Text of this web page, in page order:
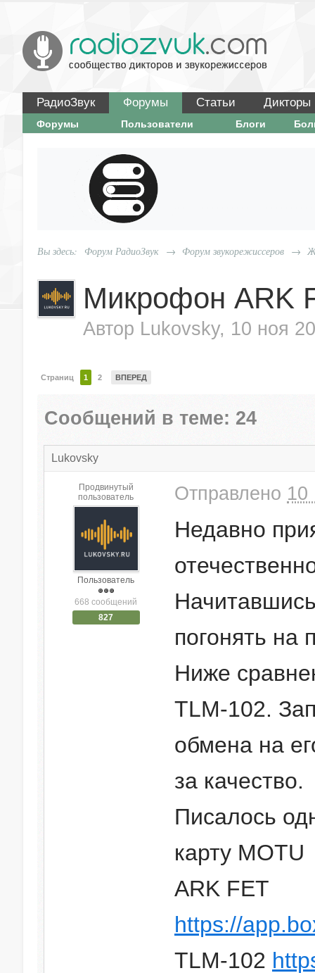
РадиоЗвук Форумы Статьи Дикторы
Форумы Пользователи Блоги
Вы здесь: Форум РадиоЗвук → Форум звукорежиссеров →
Микрофон ARK
Автор Lukovsky, 10 ноя
Страниц 1 2 ВПЕРЕД
Сообщений в теме: 24
Lukovsky
Продвинутый
пользователь
Пользователь
668 сообщений
827
Отправлено 10
Недавно
погонять на
Ниже
TLM-102.
обмена на
за качество.
Писалось
карту MOTU
ARK FET
https://
TLM-102